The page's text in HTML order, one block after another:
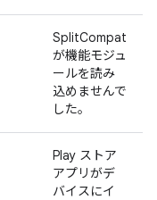
SplitCompat
が機能モジュ
ールを読み
込めませんで
した。
Play ストア
アプリがデ
バイスにイ